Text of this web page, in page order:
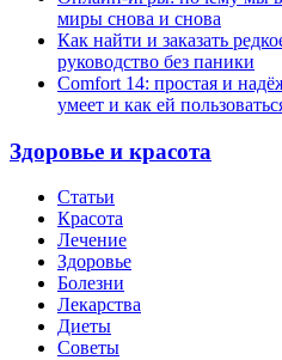
миры снова и снова
Как найти и заказать
руководство без паники
Comfort 14: простая и
умеет и как ей
Здоровье и красота
Статьи
Красота
Лечение
Здоровье
Болезни
Лекарства
Диеты
Советы